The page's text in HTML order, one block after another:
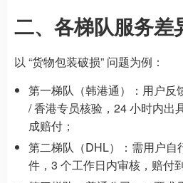
二、各梯队服务差
以 “货物包装破损” 问题为例：
第一梯队（韩港通）：用户反
/ 香港专员核验，24 小时内出
成赔付；
第二梯队（DHL）：需用户自
件，3 个工作日内审核，赔付